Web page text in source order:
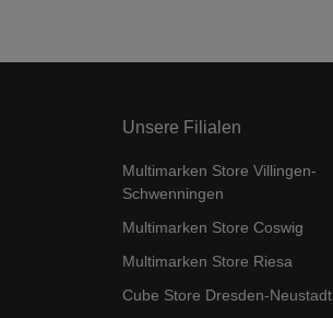
Unsere Filialen
Multimarken Store Villingen-
Schwenningen
Multimarken Store Coswig
Multimarken Store Riesa
Cube Store Dresden-Neustadt